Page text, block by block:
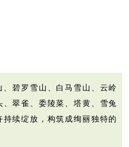
碧罗雪山、白马雪山、云岭
翠雀、委陵菜、塔黄、雪兔
续绽放，构筑成绚丽独特的